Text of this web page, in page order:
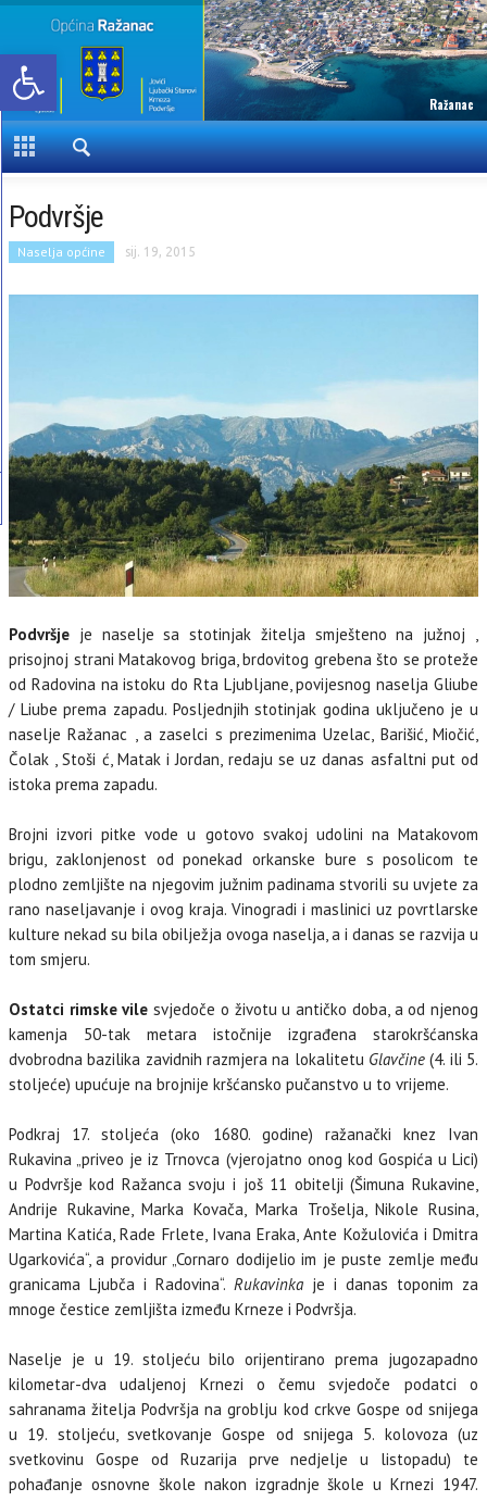
Open toolbar
Ražanac
Podvršje
Naselja općine sij. 19, 2015
Podvršje je naselje sa stotinjak žitelja smješteno na južnoj ,
prisojnoj strani Matakovog briga, brdovitog grebena što se proteže
od Radovina na istoku do Rta Ljubljane, povijesnog naselja Gliube
/ Liube prema zapadu. Posljednjih stotinjak godina uključeno je u
naselje Ražanac , a zaselci s prezimenima Uzelac, Barišić, Miočić,
Čolak , Stoši ć, Matak i Jordan, redaju se uz danas asfaltni put od
istoka prema zapadu.
Brojni izvori pitke vode u gotovo svakoj udolini na Matakovom
brigu, zaklonjenost od ponekad orkanske bure s posolicom te
plodno zemljište na njegovim južnim padinama stvorili su uvjete za
rano naseljavanje i ovog kraja. Vinogradi i maslinici uz povrtlarske
kulture nekad su bila obilježja ovoga naselja, a i danas se razvija u
tom smjeru.
Ostatci rimske vile svjedoče o životu u antičko doba, a od njenog
kamenja 50-tak metara istočnije izgrađena starokršćanska
dvobrodna bazilika zavidnih razmjera na lokalitetu Glavčine(4. ili 5.
stoljeće) upućuje na brojnije kršćansko pučanstvo u to vrijeme.
Podkraj 17. stoljeća (oko 1680. godine) ražanački knez Ivan
Rukavina „priveo je iz Trnovca (vjerojatno onog kod Gospića u Lici)
u Podvršje kod Ražanca svoju i još 11 obitelji (Šimuna Rukavine,
Andrije Rukavine, Marka Kovača, Marka Trošelja, Nikole Rusina,
Martina Katića, Rade Frlete, Ivana Eraka, Ante Kožulovića i Dmitra
Ugarkovića“, a providur „Cornaro dodijelio im je puste zemlje među
granicama Ljubča i Radovina“. Rukavinka je i danas toponim za
mnoge čestice zemljišta između Krneze i Podvršja.
Naselje je u 19. stoljeću bilo orijentirano prema jugozapadno
kilometar-dva udaljenoj Krnezi o čemu svjedoče podatci o
sahranama žitelja Podvršja na groblju kod crkve Gospe od snijega
u 19. stoljeću, svetkovanje Gospe od snijega 5. kolovoza (uz
svetkovinu Gospe od Ruzarija prve nedjelje u listopadu) te
pohađanje osnovne škole nakon izgradnje škole u Krnezi 1947.